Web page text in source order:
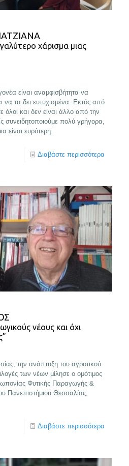
χάρισμα μιας
είναι αναμφισβήτητα να
να τα δει ευτυχισμένα. Εκτός από
όλοι και δεν είναι άλλο από την
συνειδητοποιούμε πολύ γρήγορα,
είναι ευρύτερη.
Διαβάστε περισσότερα
νέους και όχι
την ανάπτυξη του αγροτικού
των νέων μίλησε ο ομότιμος
Φυτικής Παραγωγής &
Πανεπιστήμιου Θεσσαλίας,
Διαβάστε περισσότερα